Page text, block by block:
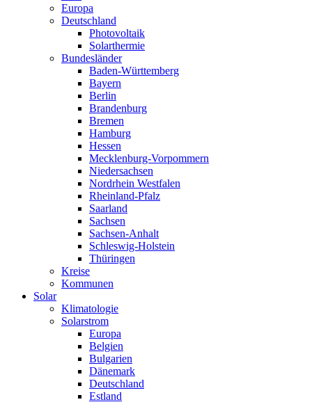
Europa
Deutschland
Photovoltaik
Solarthermie
Bundesländer
Baden-Württemberg
Bayern
Berlin
Brandenburg
Bremen
Hamburg
Hessen
Mecklenburg-Vorpommern
Niedersachsen
Nordrhein Westfalen
Rheinland-Pfalz
Saarland
Sachsen
Sachsen-Anhalt
Schleswig-Holstein
Thüringen
Kreise
Kommunen
Solar
Klimatologie
Solarstrom
Europa
Belgien
Bulgarien
Dänemark
Deutschland
Estland